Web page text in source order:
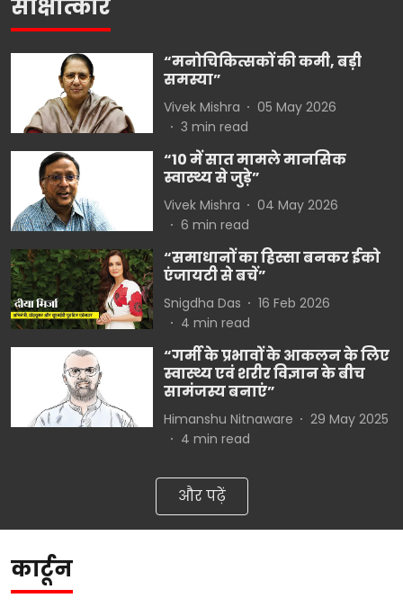
साक्षात्कार
“मनोचिकित्सकों की कमी, बड़ी
समस्या”
Vivek Mishra
05 May 2026
3 min read
“10 में सात मामले मानसिक
स्वास्थ्य से जुड़े”
Vivek Mishra
04 May 2026
6 min read
“समाधानों का हिस्सा बनकर ईको
एंजायटी से बचें”
Snigdha Das
16 Feb 2026
4 min read
“गर्मी के प्रभावों के आकलन के लिए
स्वास्थ्य एवं शरीर विज्ञान के बीच
सामंजस्य बनाएं”
Himanshu Nitnaware
29 May 2025
4 min read
और पढ़ें
कार्टून